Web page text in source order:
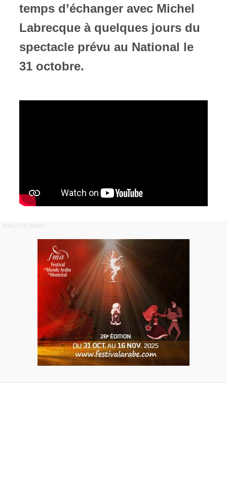
temps d’échanger avec Michel
Labrecque à quelques jours du
spectacle prévu au National le
31 octobre.
PUBLICITÉ PANAM